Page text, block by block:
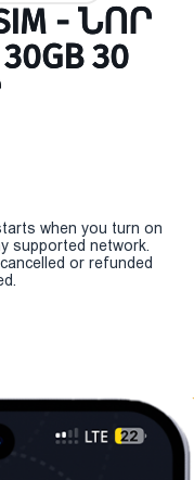
- ՆՈՐ
30
when you turn on
supported network.
or refunded